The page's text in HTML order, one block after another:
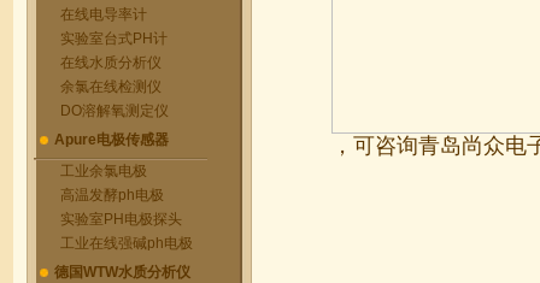
在线电导率计
实验室台式PH计
在线水质分析仪
余氯在线检测仪
DO溶解氧测定仪
Apure电极传感器
工业余氯电极
高温发酵ph电极
实验室PH电极探头
工业在线强碱ph电极
德国WTW水质分析仪
，可咨询青岛尚众电